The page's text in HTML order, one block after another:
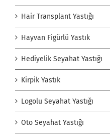
Hair Transplant Yastığı
Hayvan Figürlü Yastık
Hediyelik Seyahat Yastığı
Kirpik Yastık
Logolu Seyahat Yastığı
Oto Seyahat Yastığı